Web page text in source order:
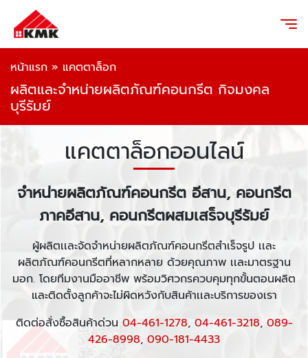
หน้าแรก » แคตตาล็อก
ผลิตและจำหน่ายผลิตภัณฑ์คอนกรีต กิจมงคล
บุรีรัมย์
แคตตาล็อกออนไลน์
จำหน่ายผลิตภัณฑ์คอนกรีต อีสาน, คอนกรีต
ภาคอีสาน, คอนกรีตผสมเสร็จบุรีรัมย์
ผู้ผลิตเเละจัดจำหน่ายผลิตภัณฑ์คอนกรีตสำเร็จรูป เเละ
ผลิตภัณฑ์คอนกรีตที่หลากหลาย ด้วยคุณภาพ เเละมาตรฐาน
มอก. โดยทีมงานมืออาชีพ พร้อมวิศวกรควบคุมทุกขั้นตอนผลิต
และติดตั้งลูกค้าจะไม่ผิดหวังกับสินค้าเเละบริการของเรา
ติดต่อสั่งซื้อสินค้าด่วน 04-461-1278, 04-461-3218, 089-
426-8998, 090-181-4433